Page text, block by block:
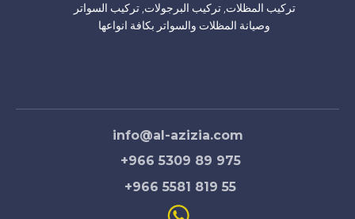
تركيب المظلات, تركيب البرجولات, تركيب السواتر
وصيانة المظلات والسواتر بكافة انواعها
info@al-azizia.com
+966 5309 89 975
+966 5581 819 55